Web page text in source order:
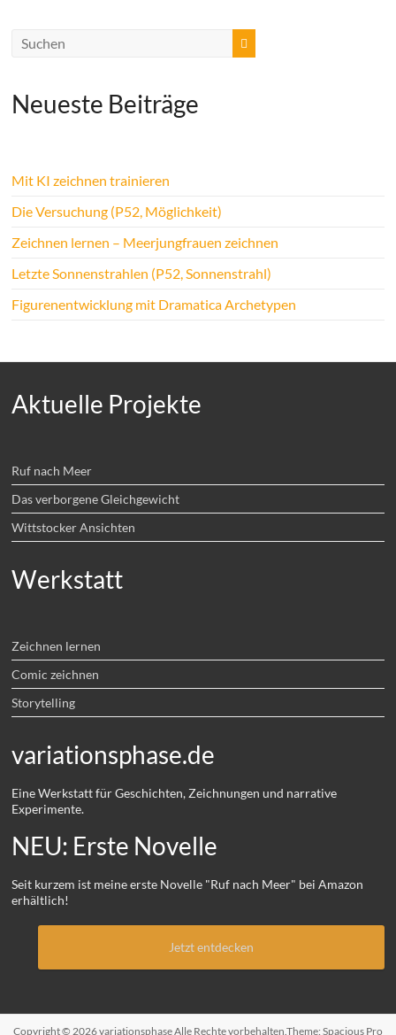
Neueste Beiträge
Mit KI zeichnen trainieren
Die Versuchung (P52, Möglichkeit)
Zeichnen lernen – Meerjungfrauen zeichnen
Letzte Sonnenstrahlen (P52, Sonnenstrahl)
Figurenentwicklung mit Dramatica Archetypen
Aktuelle Projekte
Ruf nach Meer
Das verborgene Gleichgewicht
Wittstocker Ansichten
Werkstatt
Zeichnen lernen
Comic zeichnen
Storytelling
variationsphase.de
Eine Werkstatt für Geschichten, Zeichnungen und narrative
Experimente.
NEU: Erste Novelle
Seit kurzem ist meine erste Novelle "Ruf nach Meer" bei Amazon
erhältlich!
Jetzt entdecken
Copyright © 2026variationsphaseAlle Rechte vorbehalten.Theme: Spacious Pro